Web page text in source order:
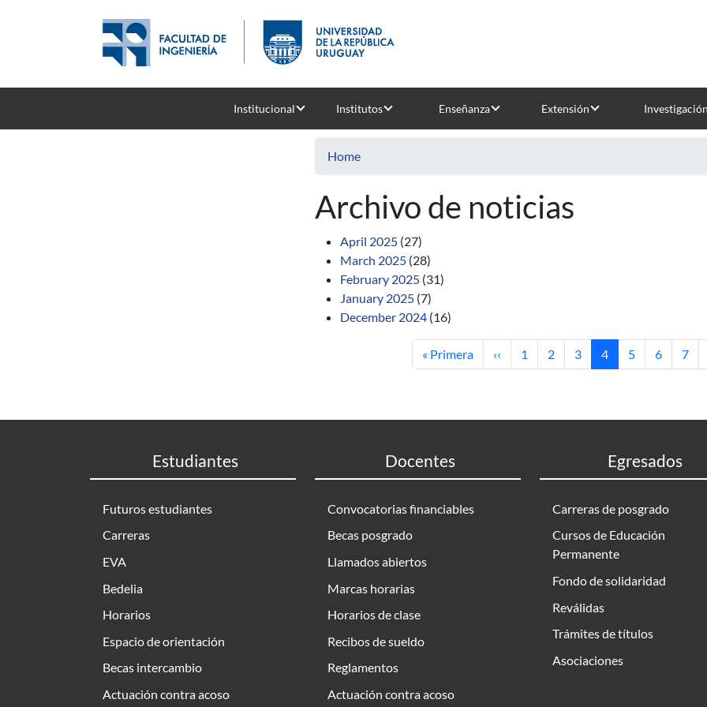
Institucional Institutos Enseñanza Extensión Investigación
Home
Archivo de noticias
April 2025 (27)
March 2025 (28)
February 2025 (31)
January 2025 (7)
December 2024 (16)
First page
« Primera Previous page
‹‹ Page
1 Page
2 Page
3 Current page
4 Page
5 Page
6 Page
7
Estudiantes
Futuros estudiantes
Carreras
EVA
Bedelia
Horarios
Espacio de orientación
Becas intercambio
Actuación contra acoso
Docentes
Convocatorias financiables
Becas posgrado
Llamados abiertos
Marcas horarias
Horarios de clase
Recibos de sueldo
Reglamentos
Actuación contra acoso
Egresados
Carreras de posgrado
Cursos de Educación
Permanente
Fondo de solidaridad
Reválidas
Trámites de títulos
Asociaciones